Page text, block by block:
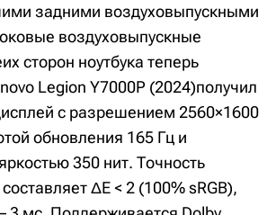
задними воздуховыпускными
воздуховыпускные
сторон ноутбука теперь
Legion Y7000P (2024)получил
с разрешением 2560×1600
обновления 165 Гц и
350 нит. Точность
ΔE < 2 (100% sRGB),